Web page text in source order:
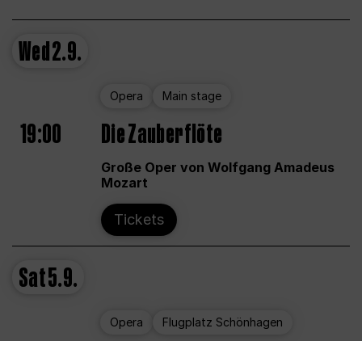
Wed2.9.
Opera Main stage
19:00 Die Zauberflöte
Große Oper von Wolfgang Amadeus
Mozart
Tickets
Sat5.9.
Opera Flugplatz Schönhagen